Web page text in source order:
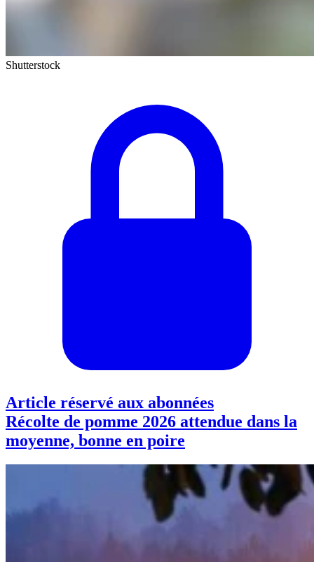
Shutterstock
Article réservé aux abonnées
Récolte de pomme 2026 attendue dans la
moyenne, bonne en poire